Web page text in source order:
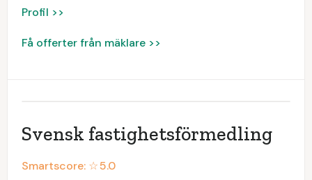
Profil >>
Få offerter från mäklare >>
Svensk fastighetsförmedling
Smartscore: ☆5.0